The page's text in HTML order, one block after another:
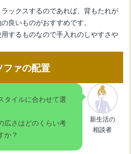
ックスするのであれば、背もたれが
良いものがおすすめです。
するものなので手入れのしやすさや
ファの配置
タイルに合わせて選
広さはどのくらい考
か？
新生活の
相談者